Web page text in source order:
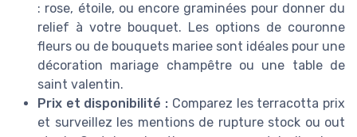
: rose, étoile, ou encore graminées pour donner du
relief à votre bouquet. Les options de couronne
fleurs ou de bouquets mariee sont idéales pour une
décoration mariage champêtre ou une table de
saint valentin.
Prix et disponibilité : Comparez les terracotta prix
et surveillez les mentions de rupture stock ou out